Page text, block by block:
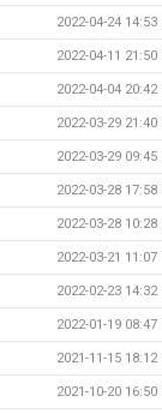
2022-04-24 14:53
2022-04-11 21:50
2022-04-04 20:42
2022-03-29 21:40
2022-03-29 09:45
2022-03-28 17:58
2022-03-28 10:28
2022-03-21 11:07
2022-02-23 14:32
2022-01-19 08:47
2021-11-15 18:12
2021-10-20 16:50